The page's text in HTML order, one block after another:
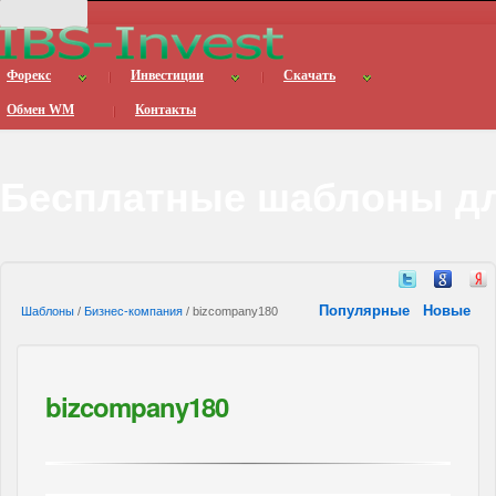
Форекс Инвестиции Скачать
Обмен WM Контакты
Шаблоны / Бизнес-компания / bizcompany180 Популярные Новые
bizcompany180